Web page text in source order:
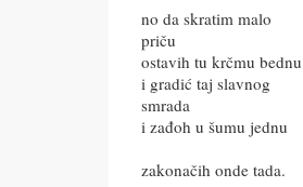
no da skratim malo
priču
ostavih tu krčmu bednu
i gradić taj slavnog
smrada
i zađoh u šumu jednu
zakonačih onde tada.